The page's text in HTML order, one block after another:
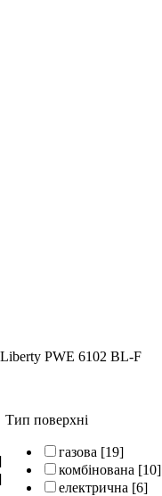
PWE 6102 BL-F
Тип поверхні
газова [19]
комбінована [10]
електрична [6]